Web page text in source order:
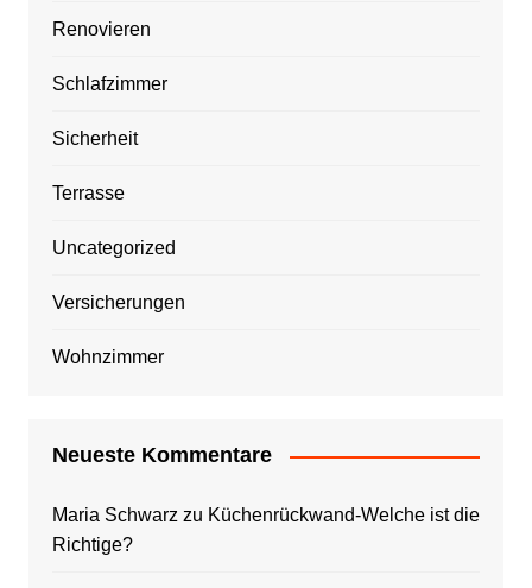
Renovieren
Schlafzimmer
Sicherheit
Terrasse
Uncategorized
Versicherungen
Wohnzimmer
Neueste Kommentare
Maria Schwarz zu Küchenrückwand-Welche ist die
Richtige?